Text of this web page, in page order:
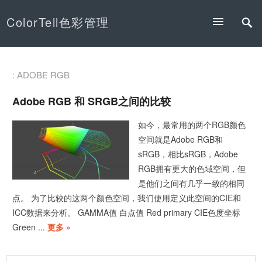
ColorTell色彩管理
: ADOBE RGB
Adobe RGB 和 SRGB之间的比较
如今，最常用的两个RGB颜色
空间就是Adobe RGB和
sRGB，相比sRGB，Adobe
RGB拥有更大的色域空间，但
是他们之间有几乎一致的相同
点。 为了比较的这两个颜色空间，我们使用定义此空间的CIE和
ICC数据来分析。 GAMMA值 白点值 Red primary CIE色度坐标
Green ...更多 »